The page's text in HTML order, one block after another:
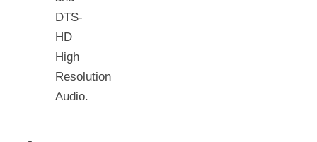
DTS-
HD
High
Resolution
Audio.